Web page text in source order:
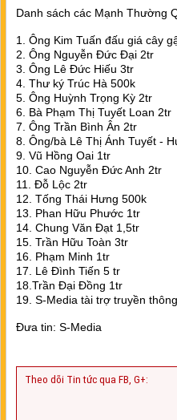
Danh sách các Mạnh Thường
1. Ông Kim Tuấn đấu giá cây
2. Ông Nguyễn Đức Đại 2tr
3. Ông Lê Đức Hiếu 3tr
4. Thư ký Trúc Hà 500k
5. Ông Huỳnh Trọng Kỳ 2tr
6. Bà Phạm Thị Tuyết Loan 2tr
7. Ông Trần Bình Ân 2tr
8. Ông/bà Lê Thị Ánh Tuyết -
9. Vũ Hồng Oai 1tr
10. Cao Nguyễn Đức Anh 2tr
11. Đỗ Lộc 2tr
12. Tống Thái Hưng 500k
13. Phan Hữu Phước 1tr
14. Chung Văn Đạt 1,5tr
15. Trần Hữu Toàn 3tr
16. Phạm Minh 1tr
17. Lê Đình Tiến 5 tr
18.Trần Đại Đồng 1tr
19. S-Media tài trợ truyền thông
Đưa tin: S-Media
Theo dõi Tin tức qua FB, G+: